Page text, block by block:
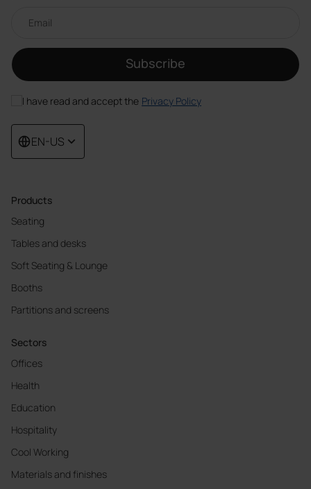
Products
Seating
Tables and desks
Soft Seating & Lounge
Booths
Partitions and screens
Sectors
Offices
Health
Education
Hospitality
Cool Working
Materials and finishes
Subscribe
I have read and accept the Privacy Policy
EN-US